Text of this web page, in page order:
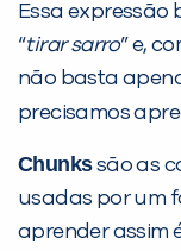
Essa expressão
“tirar sarro” e,
não basta
precisamos
Chunkssão as
usadas por um
aprender assim
PEÇA
Não
inFlux